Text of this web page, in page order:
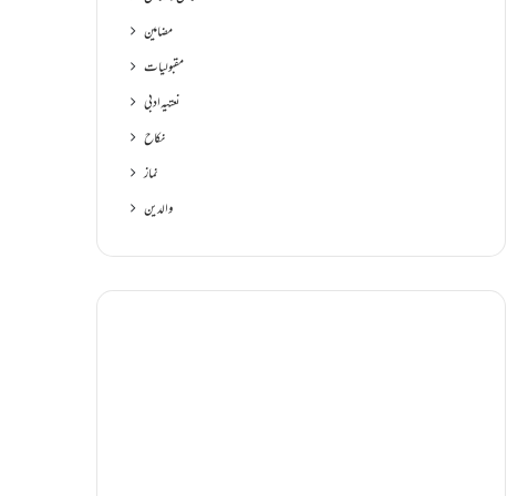
مضامین
مقبولیات
نعتیہ ادبی
نکاح
نماز
والدین